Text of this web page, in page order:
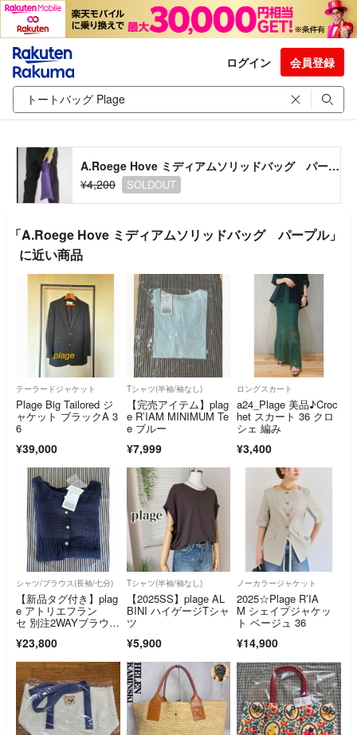
ログイン 会員登録
A.Roege Hove ミディアムソリッドバッグ パープル
¥4,200
SOLDOUT
「A.Roege Hove ミディアムソリッドバッグ パープル」
に近い商品
テーラードジャケット
Plage Big Tailored ジ
ャケット ブラックA 3
6
¥39,000
Tシャツ(半袖/袖なし)
【完売アイテム】plag
e R’IAM MINIMUM Te
e ブルー
¥7,999
ロングスカート
a24_Plage 美品♪Croc
het スカート 36 クロ
シェ 編み
¥3,400
シャツ/ブラウス(長袖/七分)
【新品タグ付き】plag
e アトリエフラン
セ 別注2WAYブラウ
¥23,800
Tシャツ(半袖/袖なし)
【2025SS】plage AL
BINI ハイゲージTシャ
ツ
¥5,900
ノーカラージャケット
2025☆Plage R’IA
M シェイプジャケッ
ト ベージュ 36
¥14,900